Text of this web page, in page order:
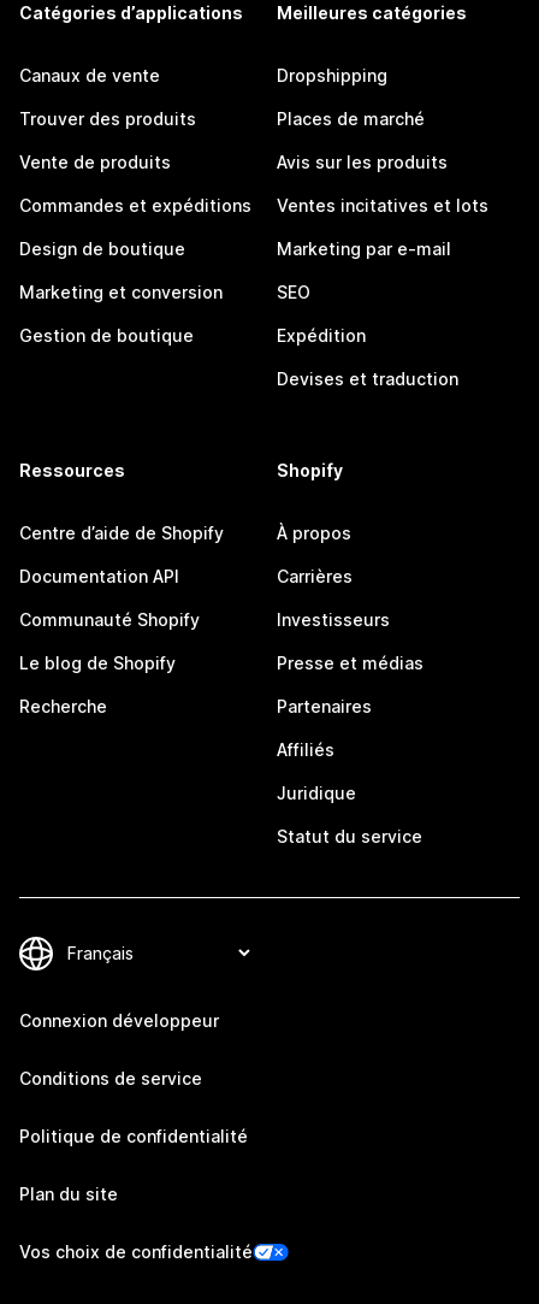
Catégories d’applications
Canaux de vente
Trouver des produits
Vente de produits
Commandes et expéditions
Design de boutique
Marketing et conversion
Gestion de boutique
Meilleures catégories
Dropshipping
Places de marché
Avis sur les produits
Ventes incitatives et lots
Marketing par e-mail
SEO
Expédition
Devises et traduction
Ressources
Centre d’aide de Shopify
Documentation API
Communauté Shopify
Le blog de Shopify
Recherche
Shopify
À propos
Carrières
Investisseurs
Presse et médias
Partenaires
Affiliés
Juridique
Statut du service
Connexion développeur
Conditions de service
Politique de confidentialité
Plan du site
Vos choix de confidentialité